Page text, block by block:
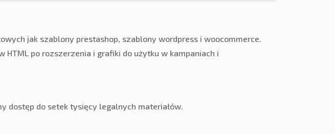
jak szablony prestashop, szablony wordpress i woocommerce.
po rozszerzenia i grafiki do użytku w kampaniach i
dostęp do setek tysięcy legalnych materiałów.